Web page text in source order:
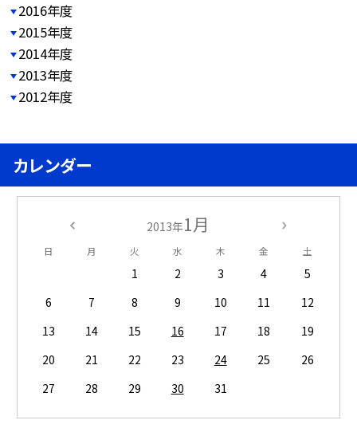
2016年度
2015年度
2014年度
2013年度
2012年度
カレンダー
2013年1月
日 月 火 水 木 金 土
1 2 3 4
5
6
7 8 9 10 11
12
13
14 15 16 17 18
19
20
21 22 23 24 25
26
27
28 29 30 31